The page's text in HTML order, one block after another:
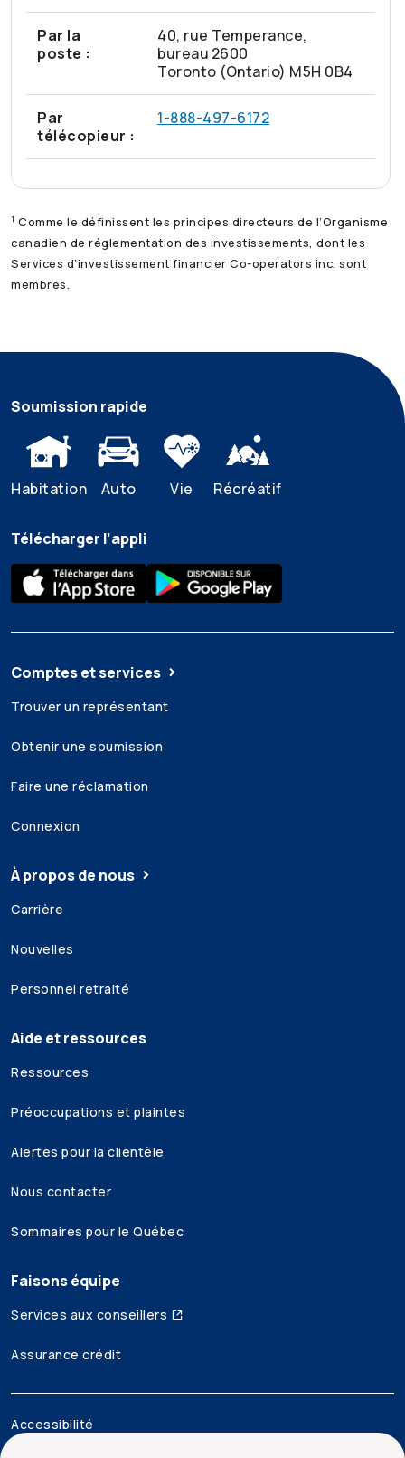
Par la
poste :
40, rue Temperance,
bureau 2600
Toronto (Ontario) M5H 0B4
Par
télécopieur :
1-888-497-6172
1 Comme le définissent les principes directeurs de l’Organisme
canadien de réglementation des investissements, dont les
Services d’investissement financier Co-operators inc. sont
membres.
Soumission rapide
Habitation Auto Vie Récréatif
Télécharger l’appli
Comptes et services
Trouver un représentant
Obtenir une soumission
Faire une réclamation
Connexion
À propos de nous
Carrière
Nouvelles
Personnel retraité
Aide et ressources
Ressources
Préoccupations et plaintes
Alertes pour la clientèle
Nous contacter
Sommaires pour le Québec
Faisons équipe
Services aux conseillers
Assurance crédit
Accessibilité